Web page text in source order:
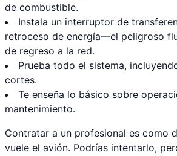
de combustible.
Instala un interruptor de
retroceso de energía—el peligroso
de regreso a la red.
Prueba todo el sistema,
cortes.
Te enseña lo básico sobre
mantenimiento.
Contratar a un profesional es como
vuele el avión. Podrías intentarlo,